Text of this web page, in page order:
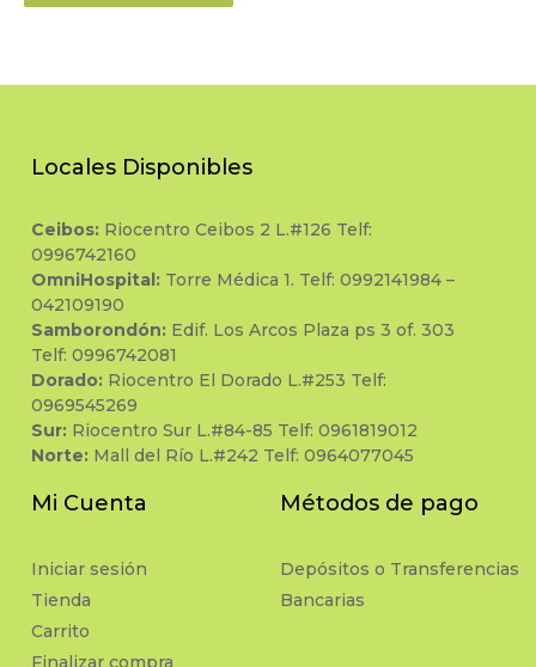
Locales Disponibles
Ceibos: Riocentro Ceibos 2 L.#126 Telf:
0996742160
OmniHospital: Torre Médica 1. Telf: 0992141984 –
042109190
Samborondón: Edif. Los Arcos Plaza ps 3 of. 303
Telf: 0996742081
Dorado: Riocentro El Dorado L.#253 Telf:
0969545269
Sur: Riocentro Sur L.#84-85 Telf: 0961819012
Norte: Mall del Río L.#242 Telf: 0964077045
Mi Cuenta
Iniciar sesión
Tienda
Carrito
Finalizar compra
Métodos de pago
Depósitos o Transferencias
Bancarias